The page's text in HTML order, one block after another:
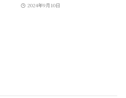
2024年9月10日